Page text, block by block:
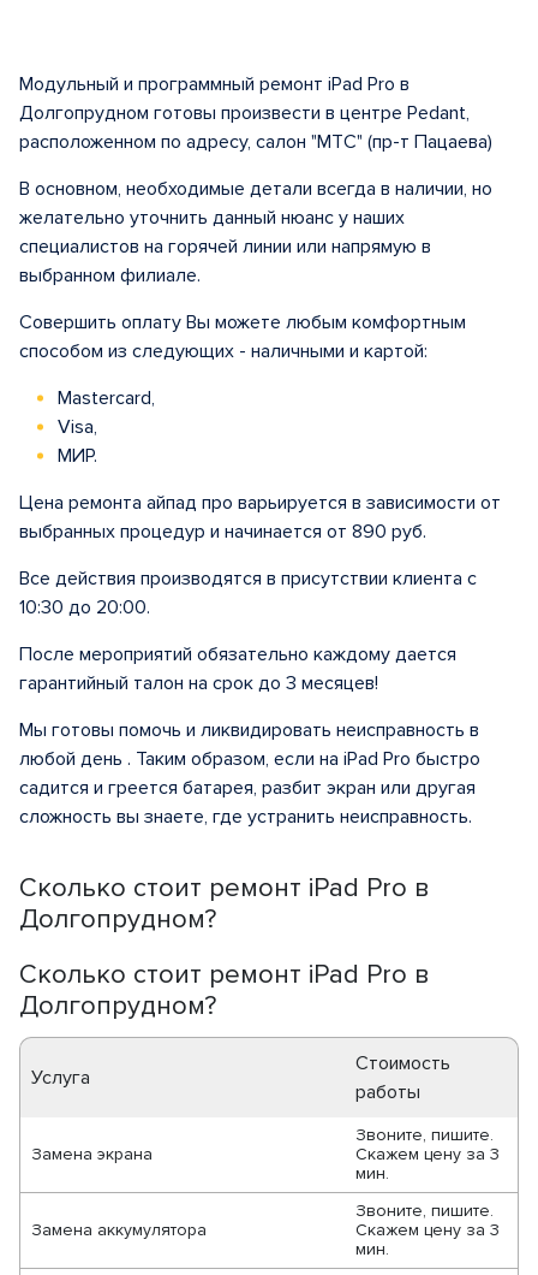
Сколько стоит ремонт iPad Pro в
Долгопрудном?
Сколько стоит ремонт iPad Pro в
Долгопрудном?
Услуга
Стоимость
работы
Замена экрана
Звоните, пишите.
Скажем цену за 3
мин.
Замена аккумулятора
Звоните, пишите.
Скажем цену за 3
мин.
Модульный и программный ремонт iPad Pro в
Долгопрудном готовы произвести в центре Pedant,
расположенном по адресу, салон "МТС" (пр-т Пацаева)
В основном, необходимые детали всегда в наличии, но
желательно уточнить данный нюанс у наших
специалистов на горячей линии или напрямую в
выбранном филиале.
Совершить оплату Вы можете любым комфортным
способом из следующих - наличными и картой:
Mastercard,
Visa,
МИР.
Цена ремонта айпад про варьируется в зависимости от
выбранных процедур и начинается от 890 руб.
Все действия производятся в присутствии клиента с
10:30 до 20:00.
После мероприятий обязательно каждому дается
гарантийный талон на срок до 3 месяцев!
Мы готовы помочь и ликвидировать неисправность в
любой день . Таким образом, если на iPad Pro быстро
садится и греется батарея, разбит экран или другая
сложность вы знаете, где устранить неисправность.